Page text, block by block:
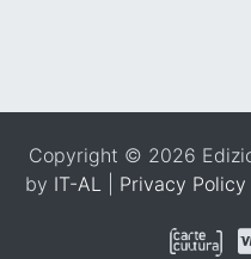
Copyright © 2026
by IT-AL Privacy Policy